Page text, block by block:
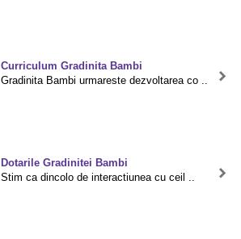
Curriculum Gradinita Bambi
Gradinita Bambi urmareste dezvoltarea co ..
Dotarile Gradinitei Bambi
Stim ca dincolo de interactiunea cu ceil ..